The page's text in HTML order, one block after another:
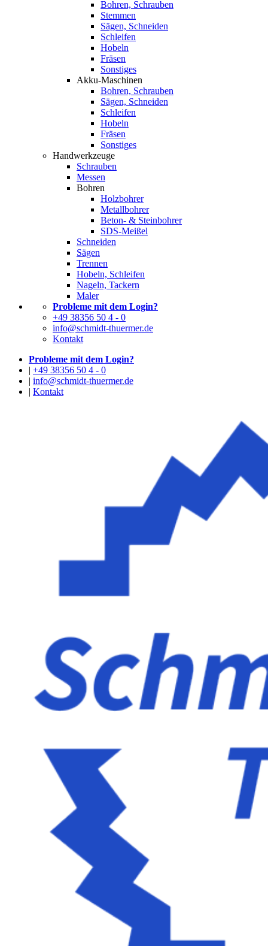
Bohren, Schrauben
Stemmen
Sägen, Schneiden
Schleifen
Hobeln
Fräsen
Sonstiges
Akku-Maschinen
Bohren, Schrauben
Sägen, Schneiden
Schleifen
Hobeln
Fräsen
Sonstiges
Handwerkzeuge
Schrauben
Messen
Bohren
Holzbohrer
Metallbohrer
Beton- & Steinbohrer
SDS-Meißel
Schneiden
Sägen
Trennen
Hobeln, Schleifen
Nageln, Tackern
Maler
Probleme mit dem Login?
+49 38356 50 4 - 0
info@schmidt-thuermer.de
Kontakt
Probleme mit dem Login?
| +49 38356 50 4 - 0
| info@schmidt-thuermer.de
| Kontakt